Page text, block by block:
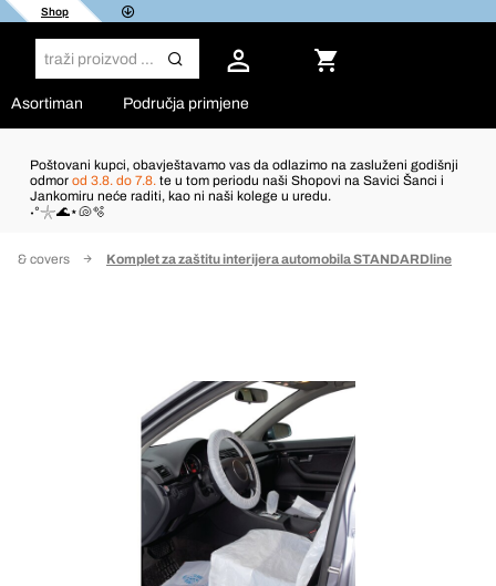
Shop
Asortiman Područja primjene
Poštovani kupci, obavještavamo vas da odlazimo na zasluženi godišnji
odmor od 3.8. do 7.8. te u tom periodu naši Shopovi na Savici Šanci i
Jankomiru neće raditi, kao ni naši kolege u uredu.
˖°𓇼🌊⋆🐚🫧
& covers Komplet za zaštitu interijera automobila STANDARDline